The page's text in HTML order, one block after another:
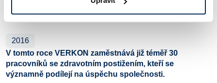
technologií, která produkty z našeho sortimentu ještě více přibližuje
2016
V tomto roce VERKON zaměstnává již téměř 30
pracovníků se zdravotním postižením, kteří se
významně podílejí na úspěchu společnosti.